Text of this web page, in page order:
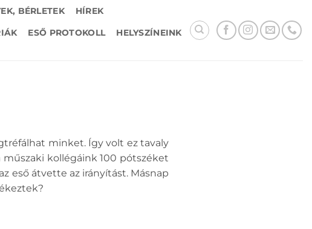
BÉRLETEK
HÍREK
ESŐ PROTOKOLL
HELYSZÍNEINK
minket. Így volt ez tavaly
kollégáink 100 pótszéket
eső átvette az irányítást. Másnap